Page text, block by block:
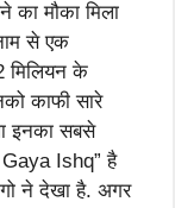
मौका मिला
से एक
मिलियन के
काफी सारे
इनका सबसे
Gaya Ishq” है
ने देखा है. अगर